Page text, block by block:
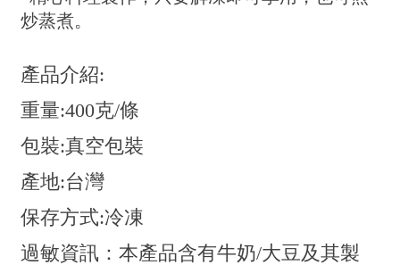
炒蒸煮。
產品介紹:
重量:400克/條
包裝:真空包裝
產地:台灣
保存方式:冷凍
過敏資訊：本產品含有牛奶/大豆及其製